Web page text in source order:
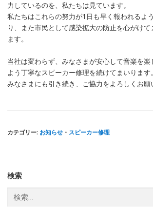
力しているのを、私たちは見ています。
私たちはこれらの努力が1日も早く報われるよ
り、また市民として感染拡大の防止を心がけ
ます。
当社は変わらず、みなさまが安心して音楽を楽
よう丁寧なスピーカー修理を続けてまいります。
みなさまにも引き続き、ご協力をよろしくお願
カテゴリー: お知らせ ・ スピーカー修理
検索
索: